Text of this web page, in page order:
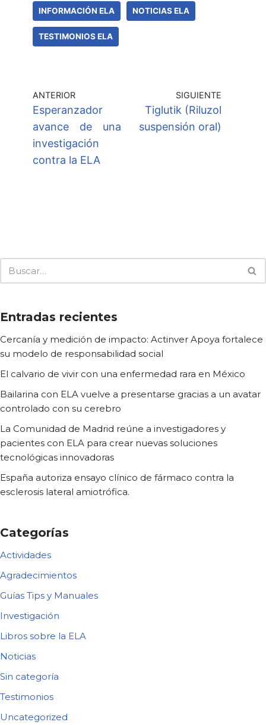
INFORMACIÓN ELA NOTICIAS ELA
TESTIMONIOS ELA
ANTERIOR
Esperanzador
avance de una
investigación
contra la ELA
SIGUIENTE
Tiglutik (Riluzol
suspensión oral)
Entradas recientes
Cercanía y medición de impacto: Actinver Apoya fortalece
su modelo de responsabilidad social
El calvario de vivir con una enfermedad rara en México
Bailarina con ELA vuelve a presentarse gracias a un avatar
controlado con su cerebro
La Comunidad de Madrid reúne a investigadores y
pacientes con ELA para crear nuevas soluciones
tecnológicas innovadoras
España autoriza ensayo clínico de fármaco contra la
esclerosis lateral amiotrófica.
Categorías
Actividades
Agradecimientos
Guías Tips y Manuales
Investigación
Libros sobre la ELA
Noticias
Sin categoría
Testimonios
Uncategorized